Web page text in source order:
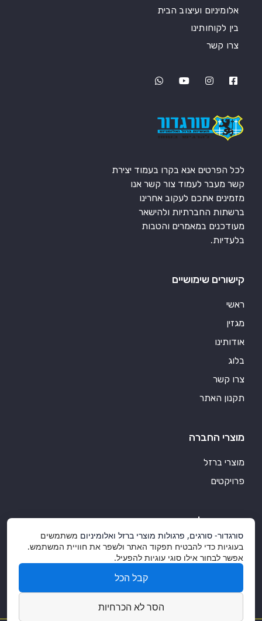
אלומיניום ועיצוב הבית
בין לקוחותינו
צרו קשר
לכל הפרטים אנא בקרו בעמוד יצירת
קשר מעבר לעמוד צור קשר אנו
מזמינים אתכם לעקוב אחרינו
ברשתות החברתיות ולהישאר
מעודכנים במאמרים והטבות
בלעדיות.
קישורים שימושיים
ראשי
מגזין
אודותינו
בלוג
צרו קשר
תקנון האתר
מוצרי החברה
מוצרי ברזל
פרויקטים
סורגדור אלומיניום
מוצרי אלומיניום איכותיים
אלומיניום ועיצוב הבית
סורגדור- סורגים, פרגולות מוצרי ברזל ואלומיניום משתמשים
בעוגיות כדי להבטיח תפקוד האתר ולשפר את חוויית המשתמש.
אפשר לבחור אילו סוגי עוגיות להפעיל.
קבל הכל
הסר לא הכרחיות